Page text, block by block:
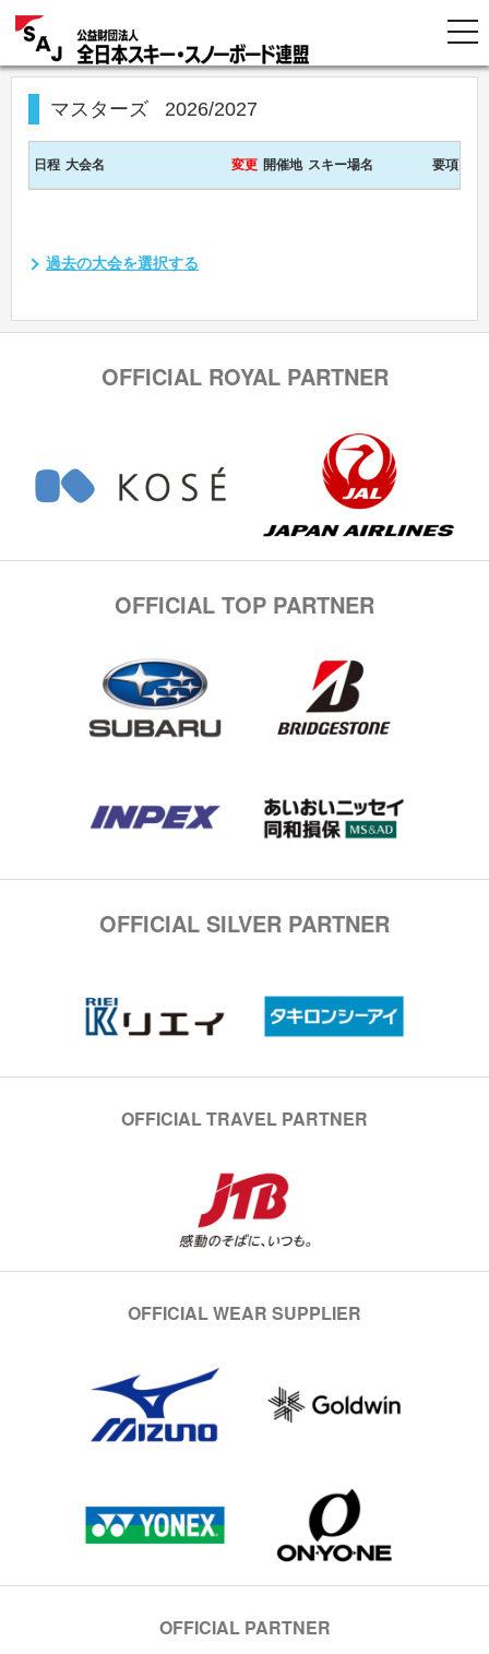
マスターズ 2026/2027
日程 大会名 変更 開催地 スキー場名 要項
過去の大会を選択する
OFFICIAL ROYAL PARTNER
OFFICIAL TOP PARTNER
OFFICIAL SILVER PARTNER
OFFICIAL TRAVEL PARTNER
OFFICIAL WEAR SUPPLIER
OFFICIAL PARTNER